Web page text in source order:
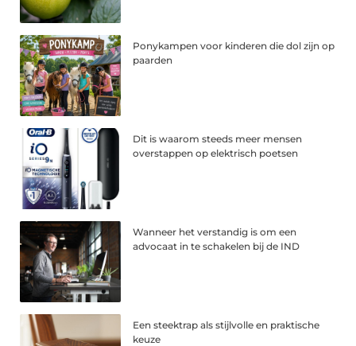
Ponykampen voor kinderen die dol zijn op
paarden
Dit is waarom steeds meer mensen
overstappen op elektrisch poetsen
Wanneer het verstandig is om een
advocaat in te schakelen bij de IND
Een steektrap als stijlvolle en praktische
keuze